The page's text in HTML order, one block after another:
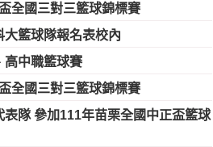
全國三對三籃球錦標賽
大籃球隊報名表校內
高中職籃球賽
全國三對三籃球錦標賽
表隊 參加111年苗栗全國中正盃籃球